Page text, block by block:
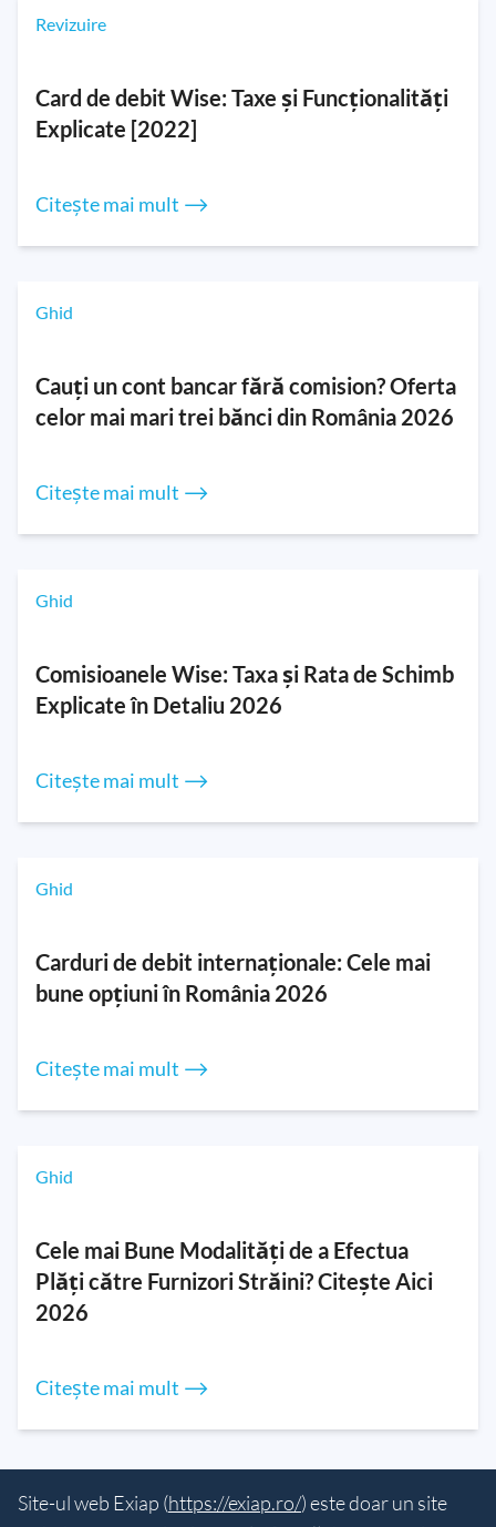
Revizuire
Card de debit Wise: Taxe și Funcționalități
Explicate [2022]
Citește mai mult ⟶
Ghid
Cauți un cont bancar fără comision? Oferta
celor mai mari trei bănci din România 2026
Citește mai mult ⟶
Ghid
Comisioanele Wise: Taxa și Rata de Schimb
Explicate în Detaliu 2026
Citește mai mult ⟶
Ghid
Carduri de debit internaționale: Cele mai
bune opțiuni în România 2026
Citește mai mult ⟶
Ghid
Cele mai Bune Modalități de a Efectua
Plăți către Furnizori Străini? Citește Aici
2026
Citește mai mult ⟶
Site-ul web Exiap (https://exiap.ro/) este doar un site